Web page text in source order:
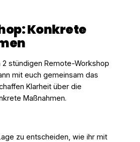
Konkrete
stündigen Remote-Workshop
mit euch gemeinsam das
Klarheit über die
Maßnahmen.
zu entscheiden, wie ihr mit